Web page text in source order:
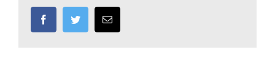
FacebookTwitter Email: